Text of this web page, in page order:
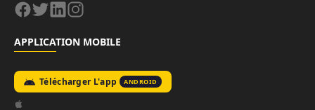
APPLICATION MOBILE
Télécharger L'app ANDROID